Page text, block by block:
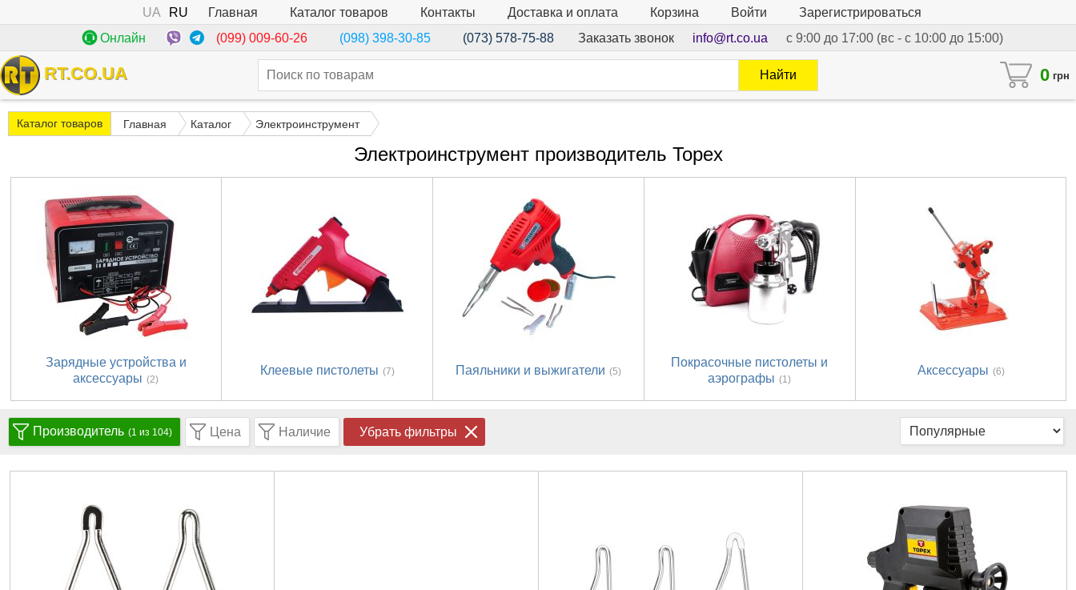
UA RU Главная Каталог товаров Контакты Доставка и оплата Корзина Войти
Зарегистрироваться
Онлайн
(099) 009-60-26 (098) 398-30-85 (073) 578-75-88 Заказать звонок info@rt.co.ua с 9:00 до 17:00 (вс - с 10:00 до 15:00)
RT.CO.UA 0 грн
Найти
Каталог товаров Главная Каталог Электроинструмент
Электроинструмент производитель Topex
Зарядные устройства и
аксессуары (2)
Клеевые пистолеты (7) Паяльники и выжигатели (5)
Покрасочные пистолеты и
аэрографы (1)
Аксессуары (6)
Производитель (1 из 104) Цена Наличие Убрать фильтры